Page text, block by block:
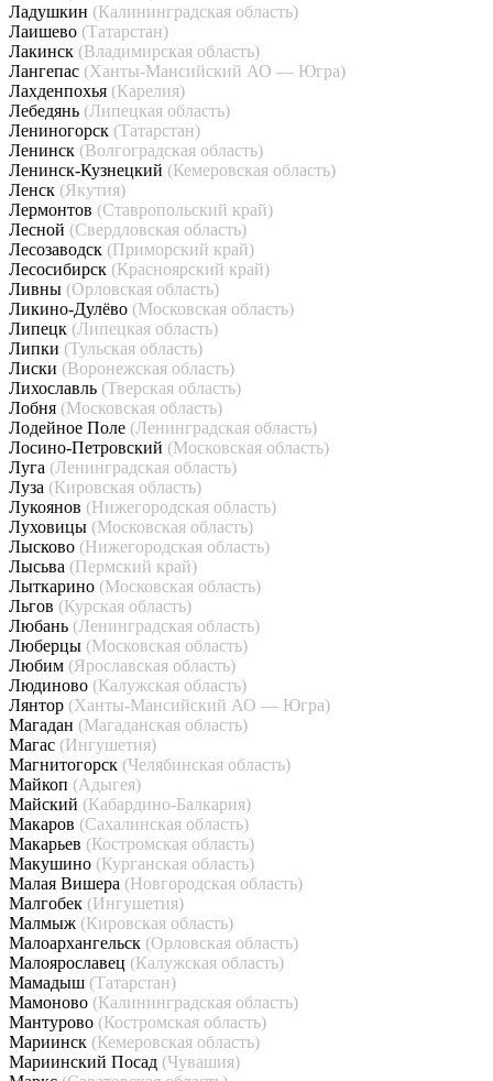
Ладушкин (Калининградская область)
Лаишево (Татарстан)
Лакинск (Владимирская область)
Лангепас (Ханты-Мансийский АО — Югра)
Лахденпохья (Карелия)
Лебедянь (Липецкая область)
Лениногорск (Татарстан)
Ленинск (Волгоградская область)
Ленинск-Кузнецкий (Кемеровская область)
Ленск (Якутия)
Лермонтов (Ставропольский край)
Лесной (Свердловская область)
Лесозаводск (Приморский край)
Лесосибирск (Красноярский край)
Ливны (Орловская область)
Ликино-Дулёво (Московская область)
Липецк (Липецкая область)
Липки (Тульская область)
Лиски (Воронежская область)
Лихославль (Тверская область)
Лобня (Московская область)
Лодейное Поле (Ленинградская область)
Лосино-Петровский (Московская область)
Луга (Ленинградская область)
Луза (Кировская область)
Лукоянов (Нижегородская область)
Луховицы (Московская область)
Лысково (Нижегородская область)
Лысьва (Пермский край)
Лыткарино (Московская область)
Льгов (Курская область)
Любань (Ленинградская область)
Люберцы (Московская область)
Любим (Ярославская область)
Людиново (Калужская область)
Лянтор (Ханты-Мансийский АО — Югра)
Магадан (Магаданская область)
Магас (Ингушетия)
Магнитогорск (Челябинская область)
Майкоп (Адыгея)
Майский (Кабардино-Балкария)
Макаров (Сахалинская область)
Макарьев (Костромская область)
Макушино (Курганская область)
Малая Вишера (Новгородская область)
Малгобек (Ингушетия)
Малмыж (Кировская область)
Малоархангельск (Орловская область)
Малоярославец (Калужская область)
Мамадыш (Татарстан)
Мамоново (Калининградская область)
Мантурово (Костромская область)
Мариинск (Кемеровская область)
Мариинский Посад (Чувашия)